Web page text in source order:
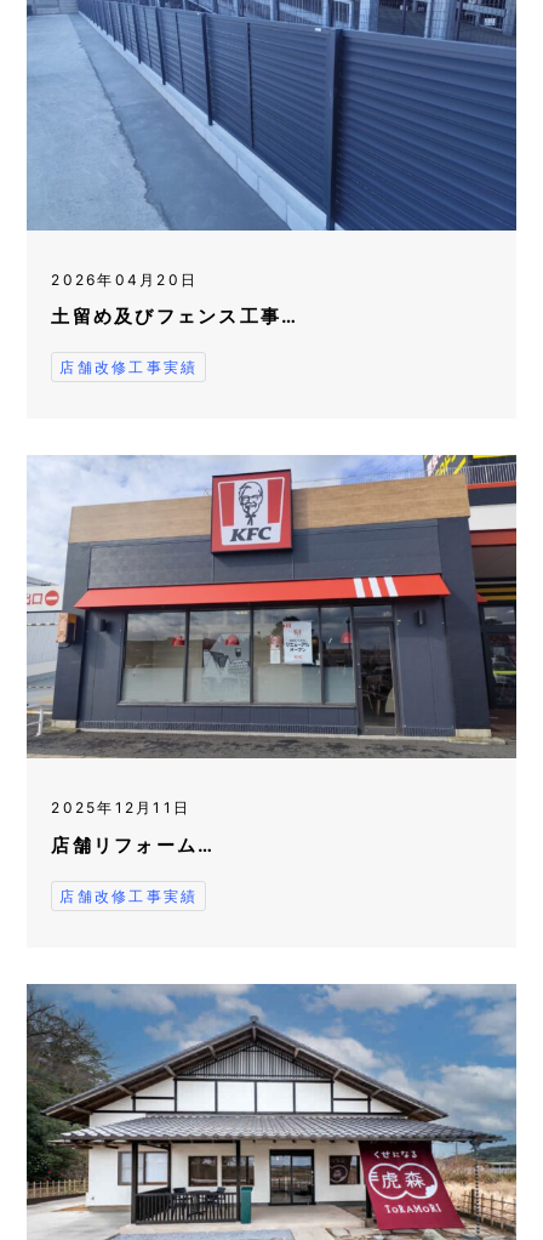
2026年04月20日
土留め及びフェンス工事…
店舗改修工事実績
2025年12月11日
店舗リフォーム…
店舗改修工事実績